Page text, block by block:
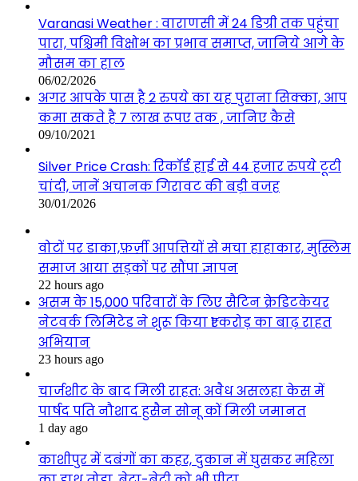
Varanasi Weather : वाराणसी में 24 डिग्री तक पहुंचा
पारा, पश्चिमी विक्षोभ का प्रभाव समाप्त, जानिये आगे के
मौसम का हाल
06/02/2026
अगर आपके पास है 2 रुपये का यह पुराना सिक्का, आप
कमा सकते है 7 लाख रूपए तक , जानिए कैसे
09/10/2021
Silver Price Crash: रिकॉर्ड हाई से 44 हजार रुपये टूटी
चांदी, जानें अचानक गिरावट की बड़ी वजह
30/01/2026
वोटों पर डाका,फ़र्ज़ी आपत्तियों से मचा हाहाकार, मुस्लिम
समाज आया सड़कों पर सौंपा ज्ञापन
22 hours ago
असम के 15,000 परिवारों के लिए सैटिन क्रेडिटकेयर
नेटवर्क लिमिटेड ने शुरू किया ₹1 करोड़ का बाढ़ राहत
अभियान
23 hours ago
चार्जशीट के बाद मिली राहत: अवैध असलहा केस में
पार्षद पति नौशाद हुसैन सोनू कों मिली जमानत
1 day ago
काशीपुर में दबंगों का कहर, दुकान में घुसकर महिला